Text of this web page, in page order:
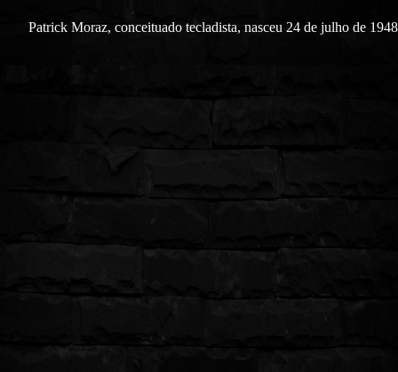
Patrick Moraz, conceituado tecladista, nasceu 24 de julho de